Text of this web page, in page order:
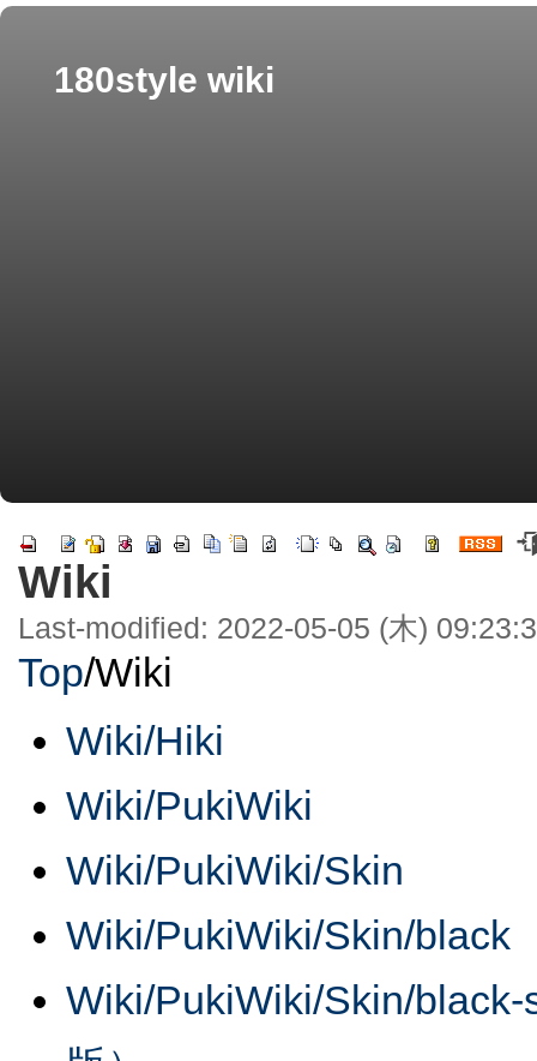
180style wiki
Wiki
Last-modified: 2022-05-05 (木)
Top/Wiki
Wiki/Hiki
Wiki/PukiWiki
Wiki/PukiWiki/Skin
Wiki/PukiWiki/Skin/black
Wiki/PukiWiki/Skin/